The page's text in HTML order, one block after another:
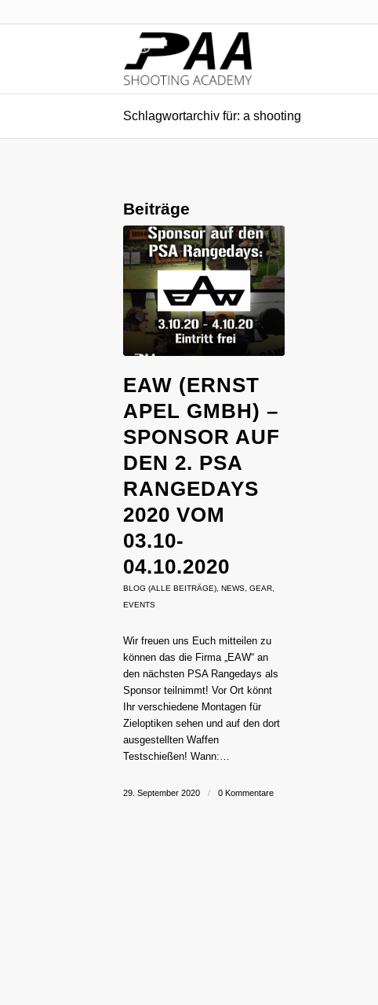
Schlagwortarchiv für: a shooting
Beiträge
EAW (ERNST
APEL GMBH) –
SPONSOR AUF
DEN 2. PSA
RANGEDAYS
2020 VOM
03.10-
04.10.2020
BLOG (ALLE BEITRÄGE), NEWS, GEAR,
EVENTS
Wir freuen uns Euch mitteilen zu
können das die Firma „EAW“ an
den nächsten PSA Rangedays als
Sponsor teilnimmt! Vor Ort könnt
Ihr verschiedene Montagen für
Zieloptiken sehen und auf den dort
ausgestellten Waffen
Testschießen! Wann:…
29. September 2020 / 0 Kommentare